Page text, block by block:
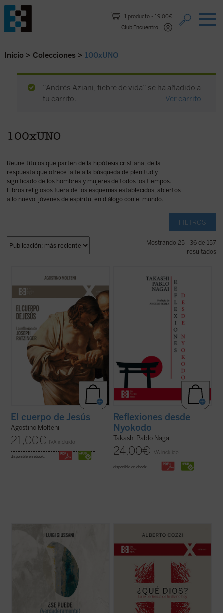
1 producto
19,00€
Club Encuentro
Saltar al contenido.
Inicio > Colecciones > 100xUNO
“Andrés Aziani, fiebre de vida” se ha añadido a
tu carrito.
Ver carrito
100xUNO
Reúne títulos que parten de la hipótesis cristiana, de la
respuesta que ofrece la fe a la búsqueda de plenitud y
significado de los hombres y mujeres de todos los tiempos.
Libros religiosos fuera de los esquemas establecidos, abiertos
a lo nuevo, jóvenes de espíritu, en diálogo con el mundo.
FILTROS
Mostrando 25 - 36 de 157
resultados
simples como profundas: ¿qué significa
que Jesús tuvo un cuerpo como el nuestro?
¿Cómo pensó Joseph Ratzinger el cuerpo
de Jesús? No como un detalle más de la fe
cristiana, sino como una clave para ...
ficha)
El cuerpo de Jesús
Agostino Molteni
21,00€ IVA incluido
disponible en ebook:
serie de escritos breves, meditaciones y
cartas suyas que conforman una obra
valiosísima para seguir, a través de una
intimidad familiar con él, los pasos de
Takashi hacia el encuentro final con ...
Reflexiones desde
Nyokodo
Takashi Pablo Nagai
24,00€ IVA incluido
disponible en ebook:
este tercer y último volumen dedicado a la
caridad, junto con su condición esencial, el
sacrificio, y su consecuencia práctica, la
(ver ficha)
sobre Dios no es meramente un ejercicio
intelectual, sino una apertura, un desafío a
ampliar nuestra comprensión de la
experiencia humana....(ver ficha)